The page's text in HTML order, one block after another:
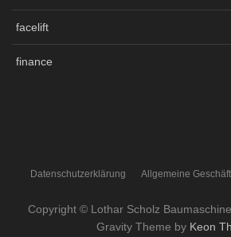
facelift
finance
Datenschutzerklärung Allgemeine
Copyright © Lothar Scholz
Gravity Theme by Keon